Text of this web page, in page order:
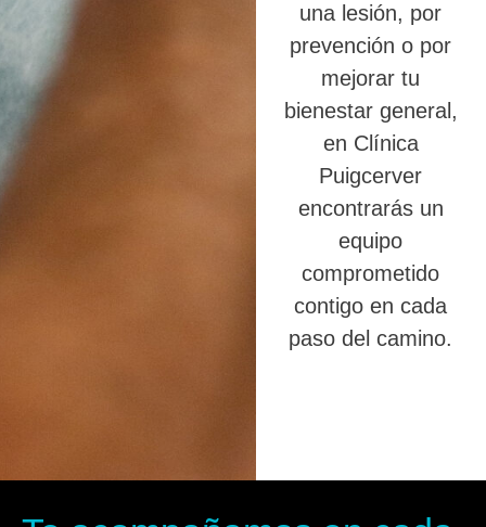
una lesión, por
prevención o por
mejorar tu
bienestar general,
en Clínica
Puigcerver
encontrarás un
equipo
comprometido
contigo en cada
paso del camino.